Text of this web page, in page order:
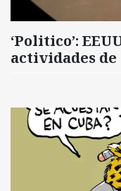
‘Politico’:
actividades